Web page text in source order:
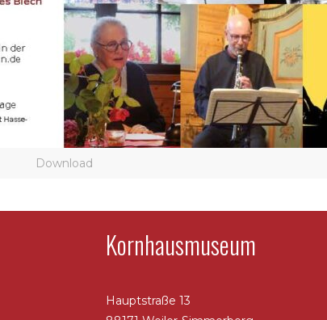
Download
Kornhausmuseum
Hauptstraße 13